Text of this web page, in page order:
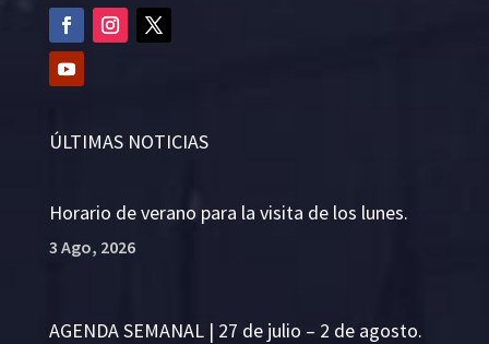
ÚLTIMAS NOTICIAS
Horario de verano para la visita de los lunes.
3 Ago, 2026
AGENDA SEMANAL | 27 de julio – 2 de agosto.